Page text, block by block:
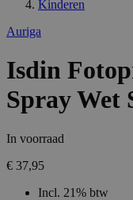
Kinderen
Auriga
Isdin
Spray Wet
In voorraad
€ 37,95
Incl. 21% btw